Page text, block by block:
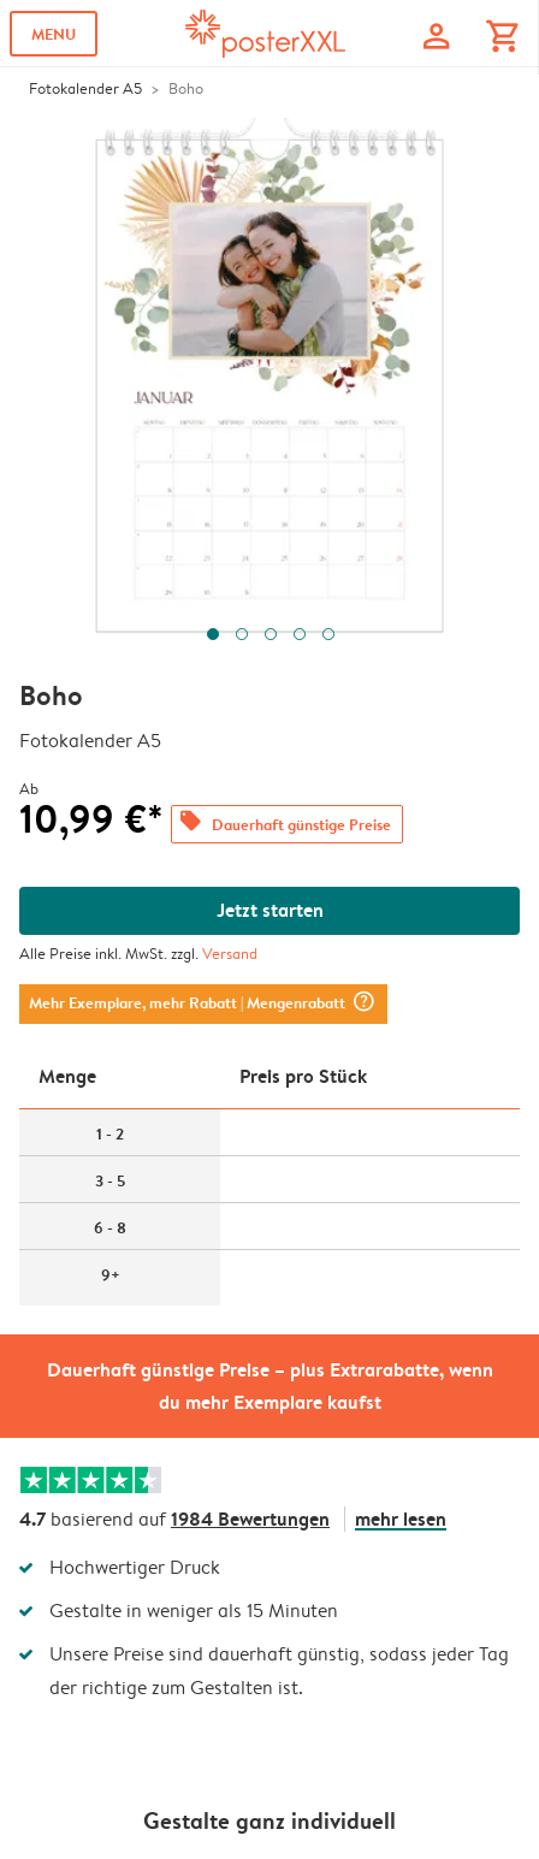
MENU profile shopping_cart
Fotokalender A5 Boho
Dauerhaft günstige Preise – plus Extrarabatte, wenn
du mehr Exemplare kaufst
Boho
Fotokalender A5
Ab
10,99 €* offers Dauerhaft günstige Preise
Jetzt starten
Alle Preise inkl. MwSt. zzgl.Versand
Mehr Exemplare, mehr Rabatt| Mengenrabatt question_mark_circle
Menge Preis pro Stück
1 - 2
3 - 5
6 - 8
9+
4.7 basierend auf1984 Bewertungen mehr lesen
Hochwertiger Druck
Gestalte in weniger als 15 Minuten
Unsere Preise sind dauerhaft günstig, sodass jeder Tag
der richtige zum Gestalten ist.
Gestalte ganz individuell